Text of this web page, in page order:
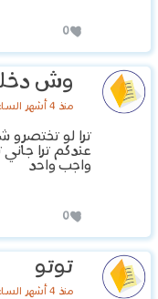
0
وش
منذ 4 أشهر الساعة 13:37
ترا لو تختصرو
عندكم ترا
واجب واحد
0
توتو
منذ 4 أشهر الساعة 21:27